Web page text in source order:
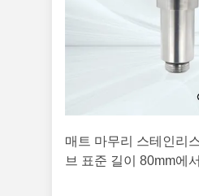
매트 마무리 스테인리
브 표준 길이 80mm에